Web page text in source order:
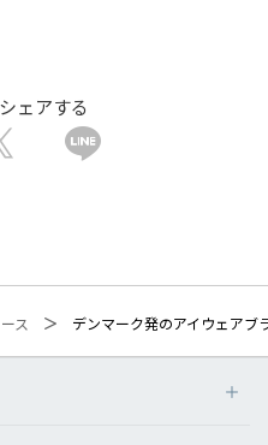
ェアする
ス デンマーク発のアイウェアブ